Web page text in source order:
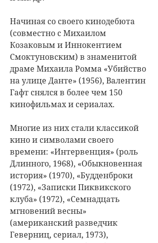
Начиная со своего кинодебюта
(совместно с Михаилом
Козаковым и Иннокентием
Смоктуновским) в знаменитой
драме Михаила Ромма «Убийство
на улице Данте» (1956), Валентин
Гафт снялся в более чем 150
кинофильмах и сериалах.
Многие из них стали классикой
кино и символами своего
времени: «Интервенция» (роль
Длинного, 1968), «Обыкновенная
история» (1970), «Будденброки
(1972), «Записки Пиквикского
клуба» (1972), «Семнадцать
мгновений весны»
(американский разведчик
Геверниц, сериал, 1973),